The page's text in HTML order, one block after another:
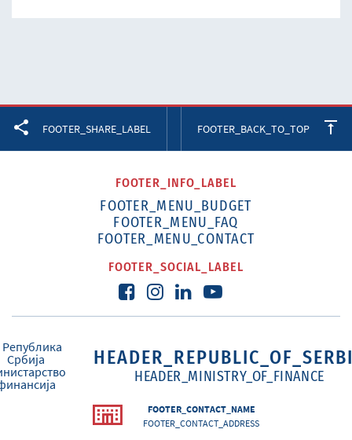
FOOTER_SHARE_LABEL FOOTER_BACK_TO_TOP
FOOTER_INFO_LABEL
FOOTER_MENU_BUDGET
FOOTER_MENU_FAQ
FOOTER_MENU_CONTACT
FOOTER_SOCIAL_LABEL
HEADER_MINISTRY_OF_FINANCE
FOOTER_CONTACT_NAME
FOOTER_CONTACT_ADDRESS